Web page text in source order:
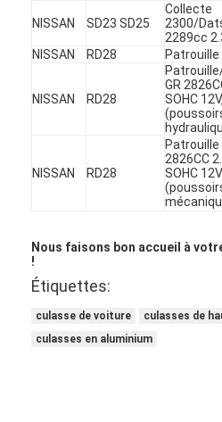
vilebrequin de moteur
Arbre à cames de moteur
Bras de balancier de moteur
Voiture moteur soupapes
Réparations de culasse
POULIE DE VILEBREQUIN
garniture de culasse
TURBOCOMPRESSEUR de
NISSAN SD23 SD25
Collecte
2300/
2289cc
NISSAN RD28 Patrouille
NISSAN RD28
GR
SOHC
NISSAN RD28
Patrouille
2826CC
SOHC
Nous faisons bon accueil à
!
Étiquettes:
culasse de voiture
culasses de
culasses en aluminium